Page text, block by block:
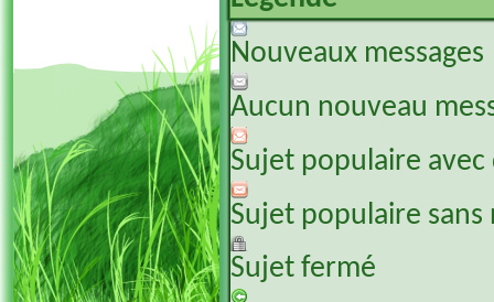
Nouveaux messages
Aucun nouveau
Sujet populaire
Sujet populaire
Sujet fermé